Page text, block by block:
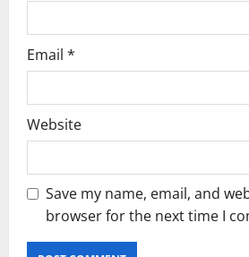
Email *
Website
Save my name, email, and
browser for the next time I